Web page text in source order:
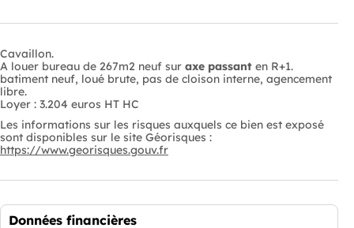
Cavaillon.
A louer bureau de 267m2 neuf sur axe passant en R+1.
batiment neuf, loué brute, pas de cloison interne, agencement
libre.
Loyer : 3.204 euros HT HC
Les informations sur les risques auxquels ce bien est exposé
sont disponibles sur le site Géorisques :
https://www.georisques.gouv.fr
Données financières